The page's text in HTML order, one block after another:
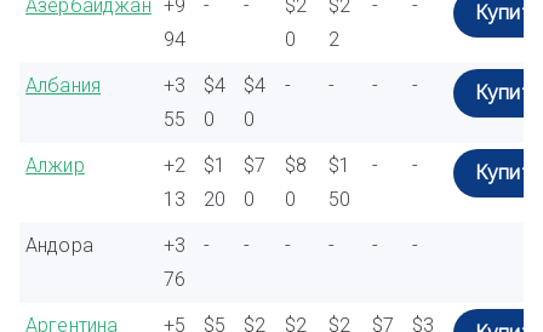
Азербайджан +9
94
- -
$2
0
$2
2
- - Купить
Албания
+3
55
$4
0
$4
0
- - - - Купить
Алжир
+2
13
$1
20
$7
0
$8
0
$1
50
- - Купить
Андора
+3
76
- - - - - -
Аргентина
+5
$5
$2
$2
$2
$7
$3